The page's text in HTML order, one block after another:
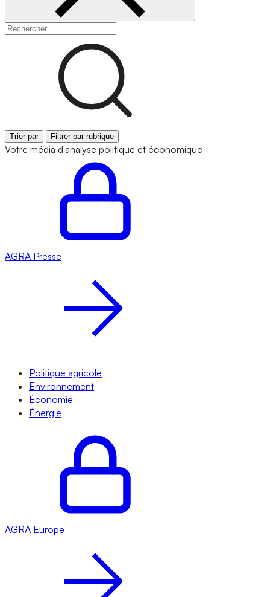
Trier par Filtrer par rubrique
Votre média d'analyse politique et économique
AGRA Presse
Politique agricole
Environnement
Économie
Énergie
AGRA Europe